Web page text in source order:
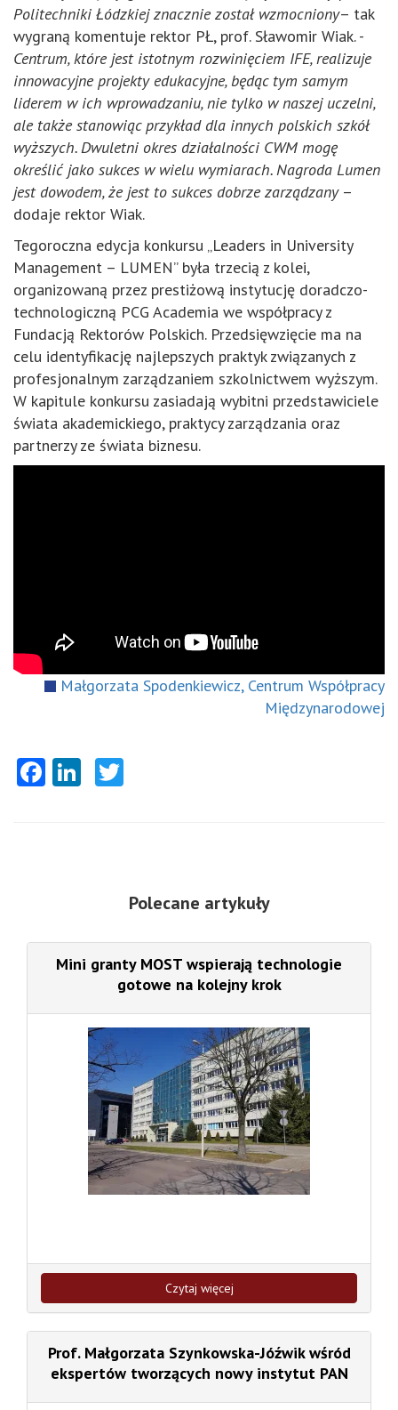
Politechniki Łódzkiej znacznie został wzmocniony– tak
wygraną komentuje rektor PŁ, prof. Sławomir Wiak. -
Centrum, które jest istotnym rozwinięciem IFE, realizuje
innowacyjne projekty edukacyjne, będąc tym samym
liderem w ich wprowadzaniu, nie tylko w naszej uczelni,
ale także stanowiąc przykład dla innych polskich szkół
wyższych. Dwuletni okres działalności CWM mogę
określić jako sukces w wielu wymiarach. Nagroda Lumen
jest dowodem, że jest to sukces dobrze zarządzany–
dodaje rektor Wiak.
Tegoroczna edycja konkursu „Leaders in University
Management – LUMEN” była trzecią z kolei,
organizowaną przez prestiżową instytucję doradczo-
technologiczną PCG Academia we współpracy z
Fundacją Rektorów Polskich. Przedsięwzięcie ma na
celu identyfikację najlepszych praktyk związanych z
profesjonalnym zarządzaniem szkolnictwem wyższym.
W kapitule konkursu zasiadają wybitni przedstawiciele
świata akademickiego, praktycy zarządzania oraz
partnerzy ze świata biznesu.
Małgorzata Spodenkiewicz, Centrum Współpracy
Międzynarodowej
Facebook
LinkedIn
Polecane artykuły
Mini granty MOST wspierają technologie
gotowe na kolejny krok
Czytaj więcej
Prof. Małgorzata Szynkowska-Jóźwik wśród
ekspertów tworzących nowy instytut PAN